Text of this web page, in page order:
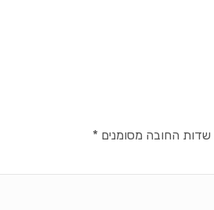
שדות החובה מסומנים*